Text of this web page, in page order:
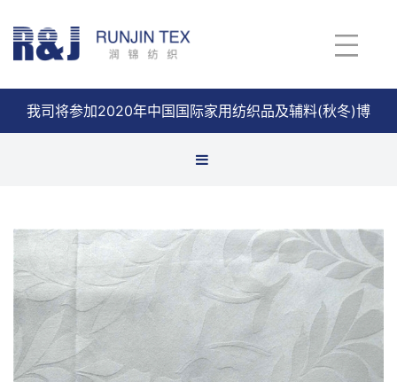
我司将参加2020年中国国际家用纺织品及辅料(秋冬)博
查看详情
缎条面料
缎纹
全涤布